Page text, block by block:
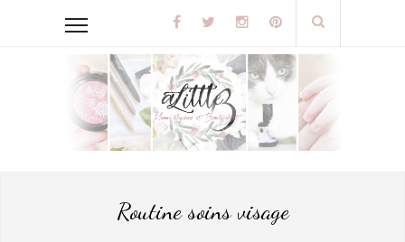
Routine soins visage